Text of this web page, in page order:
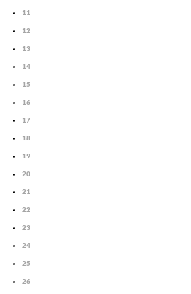
11
12
13
14
15
16
17
18
19
20
21
22
23
24
25
26